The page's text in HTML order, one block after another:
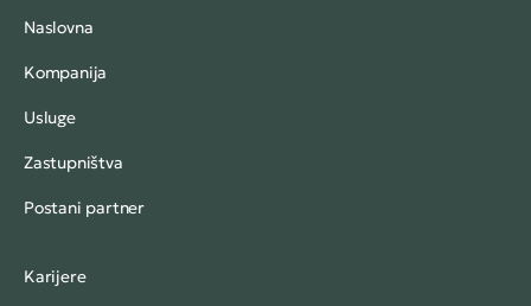
Naslovna
Kompanija
Usluge
Zastupništva
Postani partner
Karijere